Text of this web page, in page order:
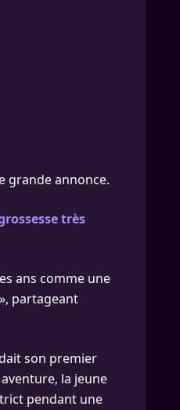
grande annonce.
très
ans comme une
partageant
son premier
la jeune
pendant une